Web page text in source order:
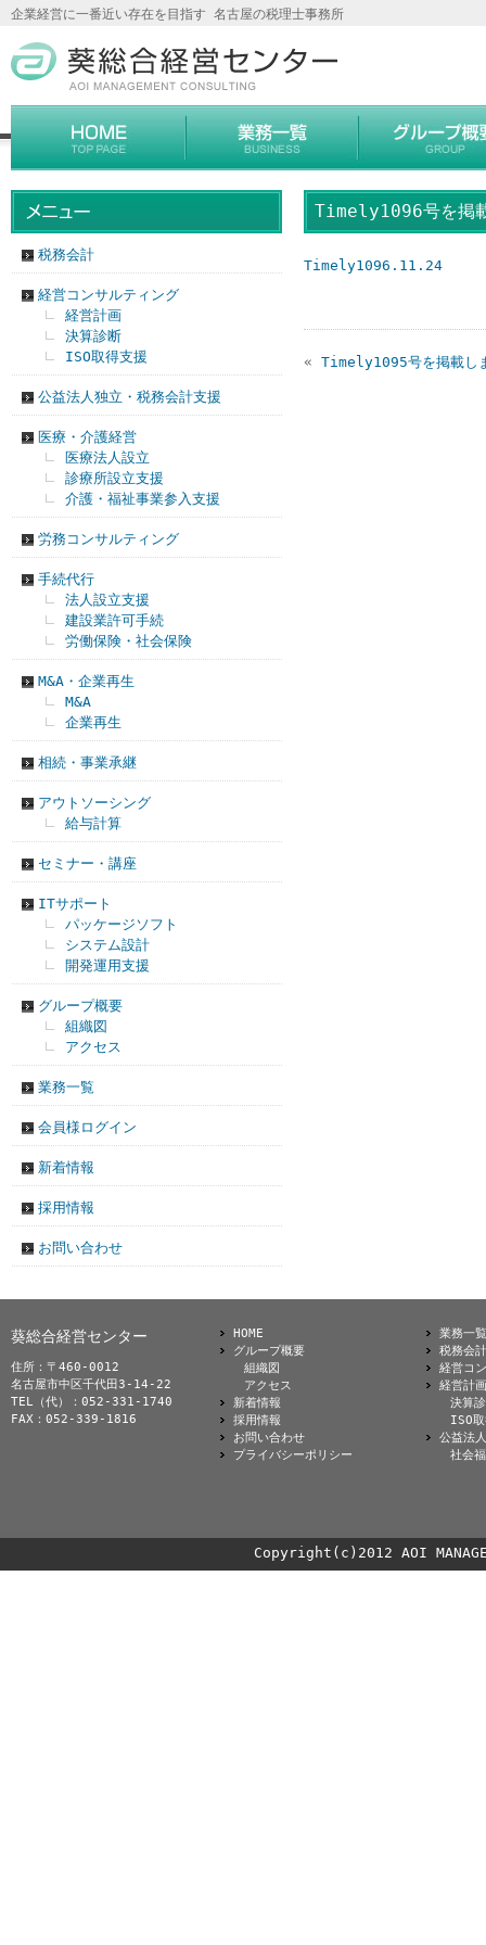
企業経営に一番近い存在を目指す 名古屋の税理士事務所
税務会計
経営コンサルティング
経営計画
決算診断
ISO取得支援
公益法人独立・税務会計支援
医療・介護経営
医療法人設立
診療所設立支援
介護・福祉事業参入支援
労務コンサルティング
手続代行
法人設立支援
建設業許可手続
労働保険・社会保険
M&A・企業再生
M&A
企業再生
相続・事業承継
アウトソーシング
給与計算
セミナー・講座
ITサポート
パッケージソフト
システム設計
開発運用支援
グループ概要
組織図
アクセス
業務一覧
会員様ログイン
新着情報
採用情報
お問い合わせ
Timely1096号を掲
Timely1096.11.24
« Timely1095号を掲載し
葵総合経営センター
住所：〒460-0012
名古屋市中区千代田3-14-22
TEL（代）：052-331-1740
FAX：052-339-1816
HOME
グループ概要
組織図
アクセス
新着情報
採用情報
お問い合わせ
プライバシーポリシー
業務一覧
税務会計
経営コ
経営計画
決算
ISO
公益法
社会
Copyright(c)2012 AOI